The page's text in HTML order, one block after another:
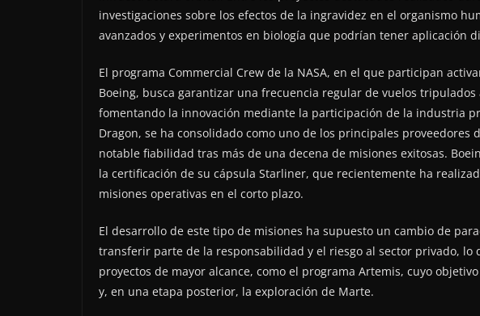
investigaciones sobre los efectos de la ingravidez en el organismo
avanzados y experimentos en biología que podrían tener aplicación
El programa Commercial Crew de la NASA, en el que participan
Boeing, busca garantizar una frecuencia regular de vuelos tripulados
fomentando la innovación mediante la participación de la industria
Dragon, se ha consolidado como uno de los principales proveedores
notable fiabilidad tras más de una decena de misiones exitosas.
la certificación de su cápsula Starliner, que recientemente ha
misiones operativas en el corto plazo.
El desarrollo de este tipo de misiones ha supuesto un cambio de
transferir parte de la responsabilidad y el riesgo al sector privado, lo
proyectos de mayor alcance, como el programa Artemis, cuyo
y, en una etapa posterior, la exploración de Marte.